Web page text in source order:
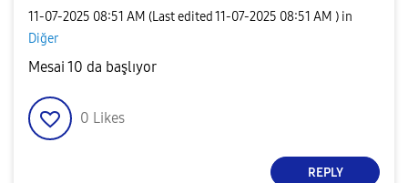
‎11-07-2025 08:51 AM (Last edited ‎11-07-2025 08:51 AM ) in
Diğer
Mesai 10 da başlıyor
0 Likes
REPLY